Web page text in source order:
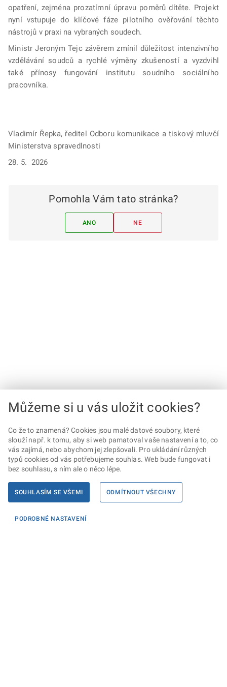
opatření, zejména prozatímní úpravu poměrů dítěte. Projekt
nyní vstupuje do klíčové fáze pilotního ověřování těchto
nástrojů v praxi na vybraných soudech.
Ministr Jeroným Tejc závěrem zmínil důležitost intenzivního
vzdělávání soudců a rychlé výměny zkušeností a vyzdvihl
také přínosy fungování institutu soudního sociálního
pracovníka.
Vladimír Řepka, ředitel Odboru komunikace a tiskový mluvčí
Ministerstva spravedlnosti
28. 5. 2026
Pomohla Vám tato stránka?
ANO NE
Můžeme si u vás uložit cookies?
Co že to znamená? Cookies jsou malé datové soubory, které
slouží např. k tomu, aby si web pamatoval vaše nastavení a to, co
vás zajímá, nebo abychom jej zlepšovali. Pro ukládání různých
typů cookies od vás potřebujeme souhlas. Web bude fungovat i
bez souhlasu, s ním ale o něco lépe.
SOUHLASÍM SE VŠEMI ODMÍTNOUT VŠECHNY
PODROBNÉ NASTAVENÍ